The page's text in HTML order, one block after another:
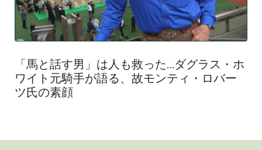
「馬と話す男」は人も救った…ダグラス・ホ
ワイト元騎手が語る、故モンティ・ロバー
ツ氏の素顔